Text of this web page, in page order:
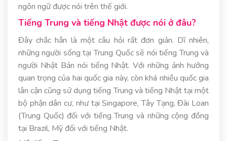
ngôn ngữ được nói trên thế giới.
Tiếng Trung và tiếng Nhật được nói ở đâu?
Đây chắc hẳn là một câu hỏi rất đơn giản. Dĩ nhiên,
những người sống tại Trung Quốc sẽ nói tiếng Trung và
người Nhật Bản nói tiếng Nhật. Với những ảnh hưởng
quan trọng của hai quốc gia này, còn khá nhiều quốc gia
lân cận cũng sử dụng tiếng Trung và tiếng Nhật tại một
bộ phận dân cư, như tại Singapore, Tây Tạng, Đài Loan
(Trung Quốc) đối với tiếng Trung và những cộng đồng
tại Brazil, Mỹ đối với tiếng Nhật.